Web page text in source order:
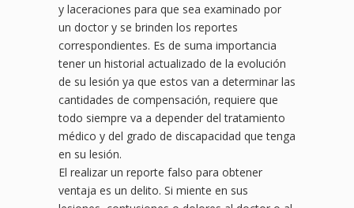
y laceraciones para que sea examinado por
un doctor y se brinden los reportes
correspondientes. Es de suma importancia
tener un historial actualizado de la evolución
de su lesión ya que estos van a determinar las
cantidades de compensación, requiere que
todo siempre va a depender del tratamiento
médico y del grado de discapacidad que tenga
en su lesión.
El realizar un reporte falso para obtener
ventaja es un delito. Si miente en sus